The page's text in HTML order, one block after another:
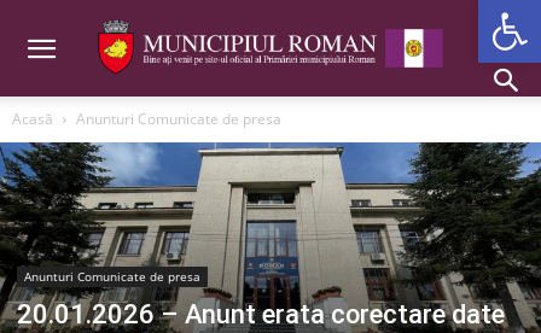
Acasă Anunturi Comunicate de presa
Anunturi Comunicate de presa
20.01.2026 – Anunt erata corectare date